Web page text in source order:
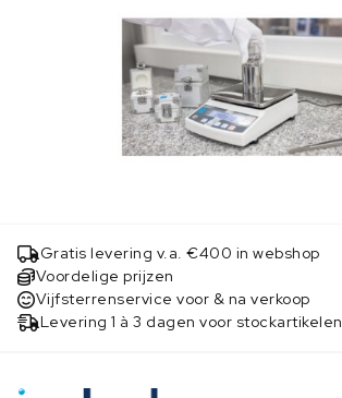
Gratis levering v.a. €400 in webshop
Voordelige prijzen
Vijfsterrenservice voor & na verkoop
Levering 1 à 3 dagen voor stockartikelen